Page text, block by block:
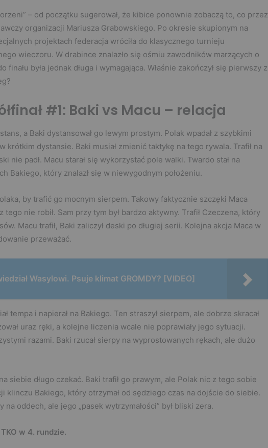
– od początku sugerował, że kibice ponownie zobaczą to, co przez
organizacji Mariusza Grabowskiego. Po okresie skupionym na
projektach federacja wróciła do klasycznego turnieju
wieczoru. W drabince znalazło się ośmiu zawodników marzących o
finału była jednak długa i wymagająca. Właśnie zakończył się pierwszy z
#1: Baki vs Macu – relacja
a Baki dystansował go lewym prostym. Polak wpadał z szybkimi
krótkim dystansie. Baki musiał zmienić taktykę na tego rywala. Trafił na
nie padł. Macu starał się wykorzystać pole walki. Twardo stał na
Bakiego, który znalazł się w niewygodnym położeniu.
by trafić go mocnym sierpem. Takowy faktycznie szczęki Maca
tego nie robił. Sam przy tym był bardzo aktywny. Trafił Czeczena, który
Macu trafił, Baki zaliczył deski po długiej serii. Kolejna akcja Maca w
przeważać.
Wasylowi. Psuje klimat GROMDY? [VIDEO]
tempa i napierał na Bakiego. Ten straszył sierpem, ale dobrze skracał
uraz ręki, a kolejne liczenia wcale nie poprawiały jego sytuacji.
razami. Baki rzucał sierpy na wyprostowanych rękach, ale dużo
siebie długo czekać. Baki trafił go prawym, ale Polak nic z tego sobie
klinczu Bakiego, który otrzymał od sędziego czas na dojście do siebie.
na oddech, ale jego „pasek wytrzymałości” był bliski zera.
w 4. rundzie.